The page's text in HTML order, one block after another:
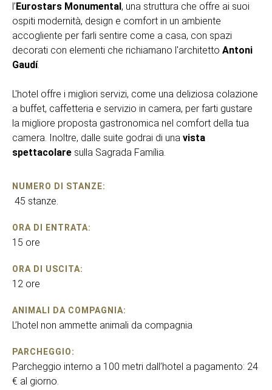
l’Eurostars Monumental, una struttura che offre ai suoi
ospiti modernità, design e comfort in un ambiente
accogliente per farli sentire come a casa, con spazi
decorati con elementi che richiamano l'architetto Antoni
Gaudí.
L'hotel offre i migliori servizi, come una deliziosa colazione
a buffet, caffetteria e servizio in camera, per farti gustare
la migliore proposta gastronomica nel comfort della tua
camera. Inoltre, dalle suite godrai di una vista
spettacolare sulla Sagrada Família.
NUMERO DI STANZE:
45 stanze.
ORA DI ENTRATA:
15 ore
ORA DI USCITA:
12 ore
ANIMALI DA COMPAGNIA:
L’hotel non ammette animali da compagnia
PARCHEGGIO:
Parcheggio interno a 100 metri dall’hotel a pagamento: 24
€ al giorno.